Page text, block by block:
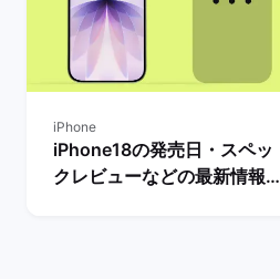
iPhone
iPhone18の発売日・スペッ
クレビューなどの最新情報ま